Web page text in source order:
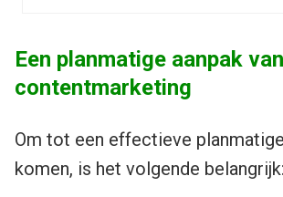
Een planmatige aanpak van
contentmarketing
Om tot een effectieve
komen, is het volgende belangrijk: